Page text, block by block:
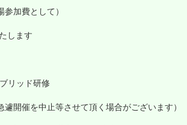
加費として）
します
リッド研修
遽開催を中止等させて頂く場合がございます）